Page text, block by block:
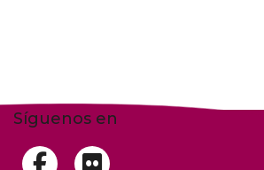
Síguenos en